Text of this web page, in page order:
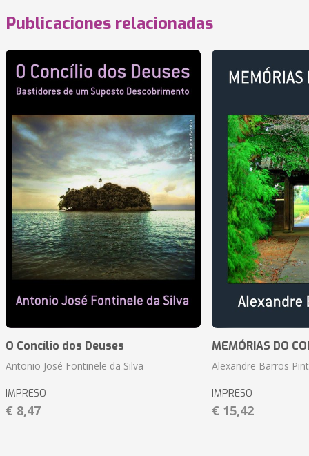
Publicaciones relacionadas
O Concílio dos Deuses
Antonio José Fontinele da Silva
IMPRESO
€ 8,47
MEMÓRIAS DO
Alexandre Barros
IMPRESO
€ 15,42